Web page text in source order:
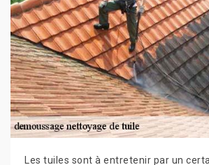
Les tuiles sont à entretenir par un